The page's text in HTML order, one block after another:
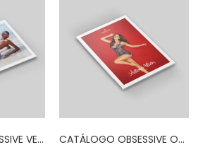
CATÁLOGO OBSESSIVE VERÃO 2020 CATÁLOGO OBSESSIVE OUTONO INVERNO 2020